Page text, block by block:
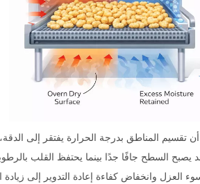
تقسيم المناطق بدرجة الحرارة يفتقر إلى
السطح جافًا جدًا بينما يحتفظ القلب